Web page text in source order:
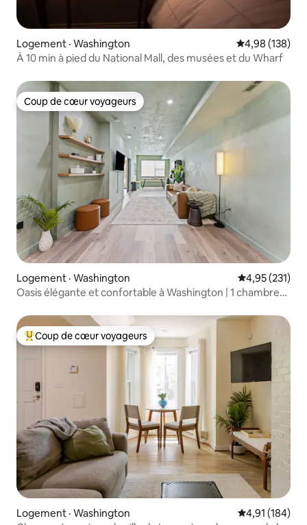
Logement · Washington Note
4,98 (138)
À 10 min à pied du National Mall, des musées et du Wharf
Coup de cœur voyageurs
Coup de cœur voyageurs
Logement · Washington Note
4,95 (231)
Oasis élégante et confortable à Washington | 1 chambre/1
Coup de cœur voyageurs parmi les plus aimés
Coup de cœur voyageurs
Logement · Washington Note
4,91 (184)